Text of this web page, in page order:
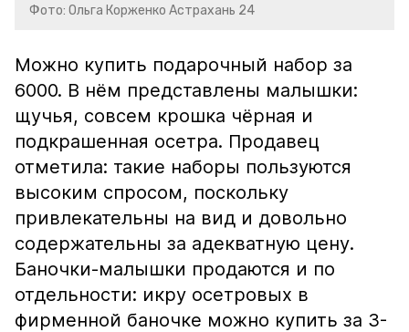
Фото: Ольга Корженко Астрахань 24
Можно купить подарочный набор за
6000. В нём представлены малышки:
щучья, совсем крошка чёрная и
подкрашенная осетра. Продавец
отметила: такие наборы пользуются
высоким спросом, поскольку
привлекательны на вид и довольно
содержательны за адекватную цену.
Баночки-малышки продаются и по
отдельности: икру осетровых в
фирменной баночке можно купить за 3-